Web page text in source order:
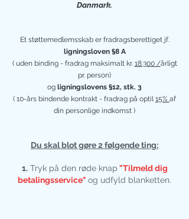
Danmark.
Et støttemedlemsskab er fradragsberettiget jf.
ligningsloven §8 A
( uden binding - fradrag maksimalt kr. 18.300/årligt
pr. person)
og ligningslovens §12, stk. 3
( 10-års bindende kontrakt - fradrag på optil15% af
din personlige indkomst )
Du skal blot gøre 2 følgende ting:
1. Tryk på den røde knap "Tilmeld dig
betalingsservice" og udfyld blanketten.